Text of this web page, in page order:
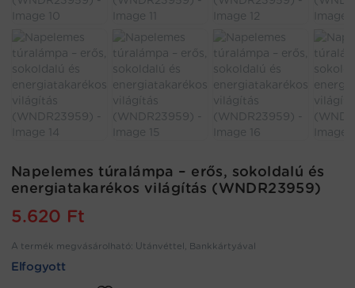
Napelemes túralámpa – erős, sokoldalú és
energiatakarékos világítás (WNDR23959)
5.620 Ft
A termék megvásárolható: Utánvéttel, Bankkártyával
Elfogyott